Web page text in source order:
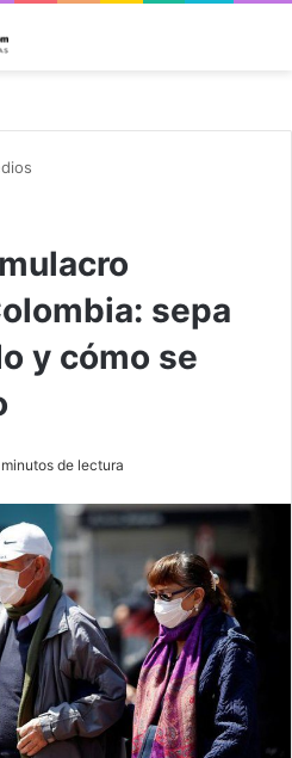
sepa
y cómo se
minutos de lectura